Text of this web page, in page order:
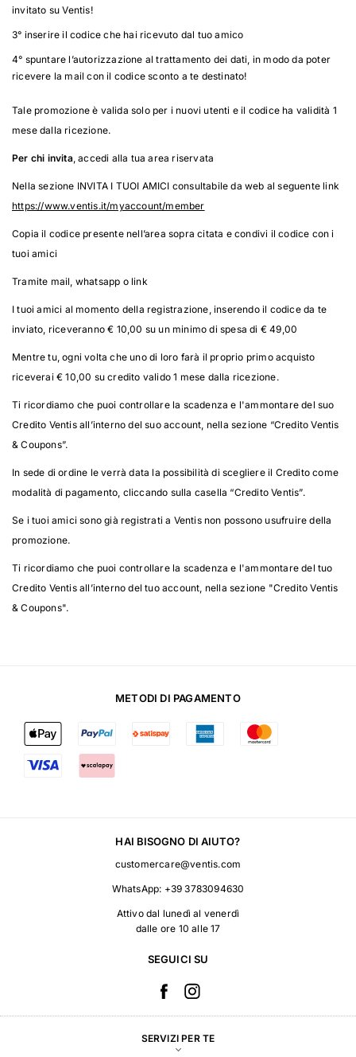
invitato su Ventis!
3° inserire il codice che hai ricevuto dal tuo amico
4° spuntare l’autorizzazione al trattamento dei dati, in modo da poter
ricevere la mail con il codice sconto a te destinato!
Tale promozione è valida solo per i nuovi utenti e il codice ha validità 1
mese dalla ricezione.
Per chi invita, accedi alla tua area riservata
Nella sezione INVITA I TUOI AMICI consultabile da web al seguente link
https://www.ventis.it/myaccount/member
Copia il codice presente nell’area sopra citata e condivi il codice con i
tuoi amici
Tramite mail, whatsapp o link
I tuoi amici al momento della registrazione, inserendo il codice da te
inviato, riceveranno € 10,00 su un minimo di spesa di € 49,00
Mentre tu, ogni volta che uno di loro farà il proprio primo acquisto
riceverai € 10,00 su credito valido 1 mese dalla ricezione.
Ti ricordiamo che puoi controllare la scadenza e l'ammontare del suo
Credito Ventis all’interno del suo account, nella sezione “Credito Ventis
& Coupons”.
In sede di ordine le verrà data la possibilità di scegliere il Credito come
modalità di pagamento, cliccando sulla casella “Credito Ventis”.
Se i tuoi amici sono già registrati a Ventis non possono usufruire della
promozione.
Ti ricordiamo che puoi controllare la scadenza e l'ammontare del tuo
Credito Ventis all’interno del tuo account, nella sezione "Credito Ventis
& Coupons".
METODI DI PAGAMENTO
HAI BISOGNO DI AIUTO?
customercare@ventis.com
WhatsApp: +39 3783094630
Attivo dal lunedì al venerdì
dalle ore 10 alle 17
SEGUICI SU
SERVIZI PER TE